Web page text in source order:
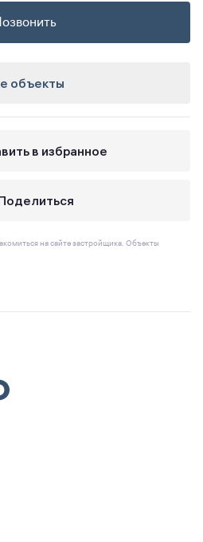
объекты
в избранное
на сайте застройщика. Объекты